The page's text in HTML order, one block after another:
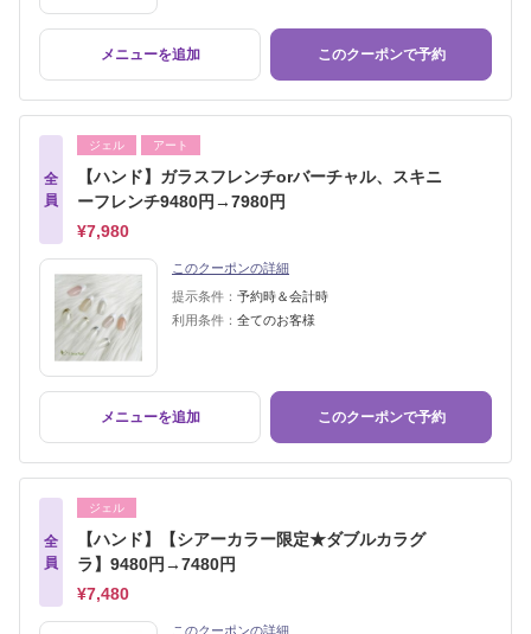
メニューを追加 このクーポンで予約
全
員
ジェル アート
【ハンド】ガラスフレンチorバーチャル、スキニ
ーフレンチ9480円→7980円
¥7,980
このクーポンの詳細
提示条件： 予約時＆会計時
利用条件： 全てのお客様
メニューを追加 このクーポンで予約
全
員
ジェル
【ハンド】【シアーカラー限定★ダブルカラグ
ラ】9480円→7480円
¥7,480
このクーポンの詳細